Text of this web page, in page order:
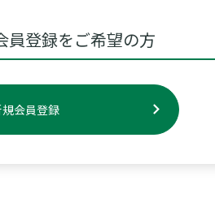
員登録をご希望の方
会員登録